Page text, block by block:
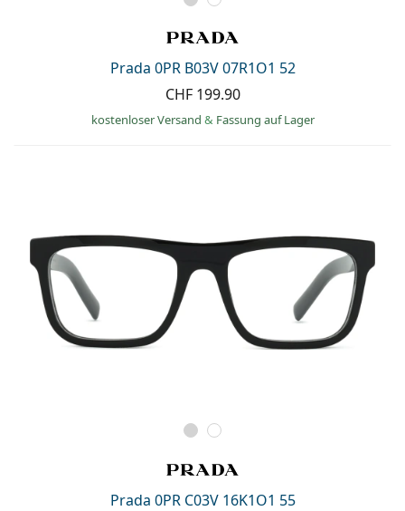
Prada 0PR B03V 07R1O1 52
CHF 199.90
kostenloser Versand & Fassung auf Lager
Prada 0PR C03V 16K1O1 55